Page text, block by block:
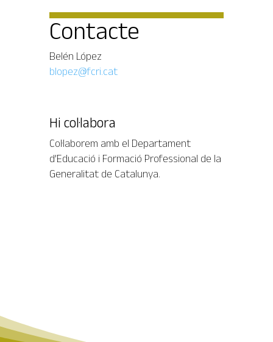
Contacte
Belén López
blopez@fcri.cat
Hi col·labora
Col·laborem amb el Departament
d’Educació i Formació Professional de la
Generalitat de Catalunya.